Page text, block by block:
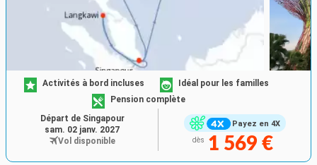
Payez en 4X
Activités à bord incluses
Idéal pour les familles
Pension complète
dès 1 569 €
Départ de Singapour
sam. 02 janv. 2027
Vol disponible